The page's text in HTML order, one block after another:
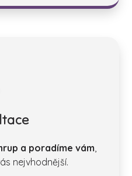
a poradíme vám,
nejvhodnější.